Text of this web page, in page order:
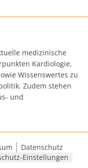
medizinische
Kardiologie,
Wissenswertes zu
Zudem stehen
und
Datenschutz
Einstellungen